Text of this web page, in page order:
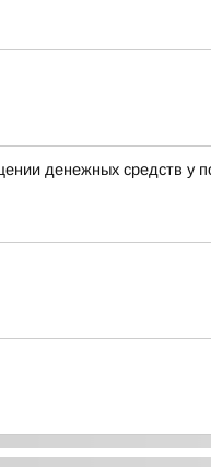
денежных средств у